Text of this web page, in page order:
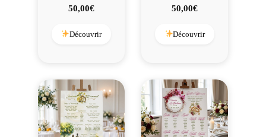
50,00€
Découvrir
50,00€
Découvrir